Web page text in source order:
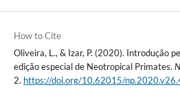
How to Cite
Oliveira, L., & Izar, P. (2020). Introdução
edição especial de Neotropical Primates.
2. https://doi.org/10.62015/